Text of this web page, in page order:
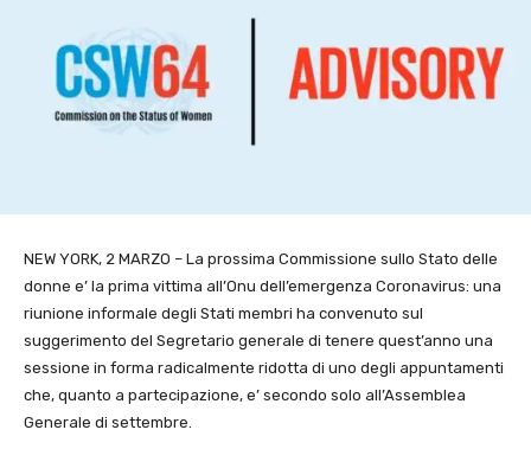
NEW YORK, 2 MARZO – La prossima Commissione sullo Stato delle
donne e’ la prima vittima all’Onu dell’emergenza Coronavirus: una
riunione informale degli Stati membri ha convenuto sul
suggerimento del Segretario generale di tenere quest’anno una
sessione in forma radicalmente ridotta di uno degli appuntamenti
che, quanto a partecipazione, e’ secondo solo all’Assemblea
Generale di settembre.